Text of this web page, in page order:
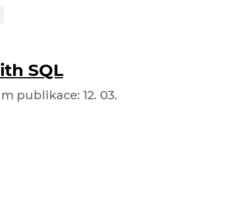
SQL
publikace: 12. 03.